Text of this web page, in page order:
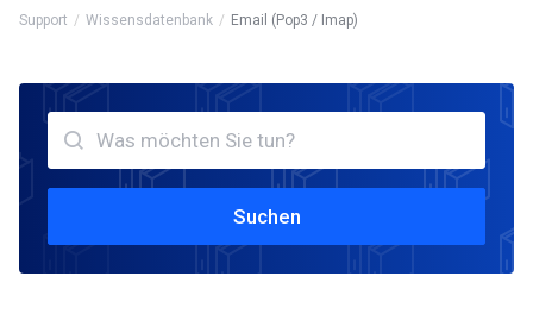
Support Wissensdatenbank Email (Pop3 / Imap)
Suchen